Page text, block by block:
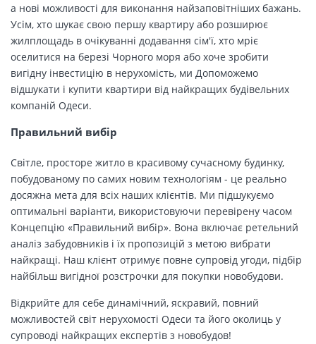
а нові можливості для виконання найзаповітніших бажань.
Усім, хто шукає свою першу квартиру або розширює
жилплощадь в очікуванні додавання сім'ї, хто мріє
оселитися на березі Чорного моря або хоче зробити
вигідну інвестицію в нерухомість, ми Допоможемо
відшукати і купити квартири від найкращих будівельних
компаній Одеси.
Правильний вибір
Світле, просторе житло в красивому сучасному будинку,
побудованому по самих новим технологіям - це реально
досяжна мета для всіх наших клієнтів. Ми підшукуємо
оптимальні варіанти, використовуючи перевірену часом
Концепцію «Правильний вибір». Вона включає ретельний
аналіз забудовників і їх пропозицій з метою вибрати
найкращі. Наш клієнт отримує повне супровід угоди, підбір
найбільш вигідної розстрочки для покупки новобудови.
Відкрийте для себе динамічний, яскравий, повний
можливостей світ нерухомості Одеси та його околиць у
супроводі найкращих експертів з новобудов!